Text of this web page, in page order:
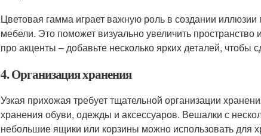
Цветовая гамма играет важную роль в создании
мебели. Это поможет визуально увеличить
про акценты – добавьте несколько ярких деталей, чтобы
4. Организация хранения
Узкая прихожая требует тщательной организации
хранения обуви, одежды и аксессуаров. Вешалки с
небольшие ящики или корзины можно использовать для